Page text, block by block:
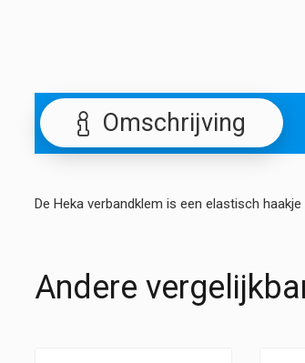
Omschrijving
De Heka verbandklem is een elastisch
Andere